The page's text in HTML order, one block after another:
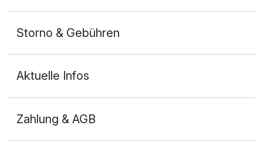
Storno & Gebühren
Aktuelle Infos
Zahlung & AGB